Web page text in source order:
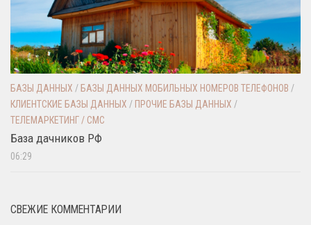
БАЗЫ ДАННЫХ / БАЗЫ ДАННЫХ МОБИЛЬНЫХ НОМЕРОВ ТЕЛЕФОНОВ /
КЛИЕНТСКИЕ БАЗЫ ДАННЫХ / ПРОЧИЕ БАЗЫ ДАННЫХ /
ТЕЛЕМАРКЕТИНГ / СМС
База дачников РФ
06:29
СВЕЖИЕ КОММЕНТАРИИ